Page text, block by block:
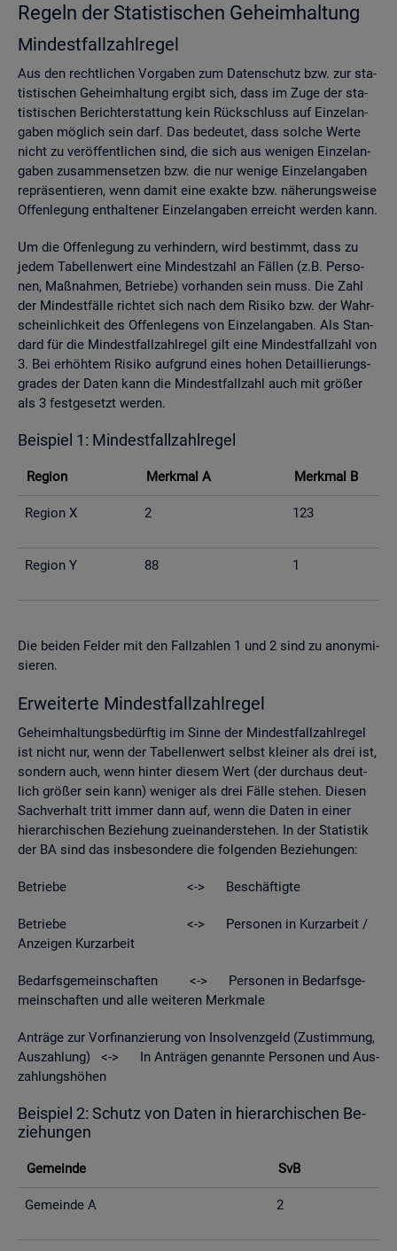
Re­geln der Sta­tis­ti­schen Ge­heim­hal­tung
Min­dest­fall­zahl­re­gel
Aus den recht­li­chen Vor­ga­ben zum Da­ten­schutz bzw. zur sta­
tis­ti­schen Ge­heim­hal­tung er­gibt sich, dass im Zuge der sta­
tis­ti­schen Be­richt­erstat­tung kein Rück­schluss auf Ein­zel­an­
ga­ben mög­lich sein darf. Das be­deu­tet, dass sol­che Werte
nicht zu ver­öf­fent­li­chen sind, die sich aus we­ni­gen Ein­zel­an­
ga­ben zu­sam­men­set­zen bzw. die nur we­ni­ge Ein­zel­an­ga­ben
re­prä­sen­tie­ren, wenn damit eine ex­ak­te bzw. nä­he­rungs­wei­se
Of­fen­le­gung ent­hal­te­ner Ein­zel­an­ga­ben er­reicht wer­den kann.
Um die Of­fen­le­gung zu ver­hin­dern, wird be­stimmt, dass zu
jedem Ta­bel­len­wert eine Min­dest­zahl an Fäl­len (z.B. Per­so­
nen, Maß­nah­men, Be­trie­be) vor­han­den sein muss. Die Zahl
der Min­dest­fäl­le rich­tet sich nach dem Ri­si­ko bzw. der Wahr­
schein­lich­keit des Of­fen­le­gens von Ein­zel­an­ga­ben. Als Stan­
dard für die Min­dest­fall­zahl­re­gel gilt eine Min­dest­fall­zahl von
3. Bei er­höh­tem Ri­si­ko auf­grund eines hohen De­tail­lie­rungs­
gra­des der Daten kann die Min­dest­fall­zahl auch mit grö­ßer
als 3 fest­ge­setzt wer­den.
Bei­spiel 1: Min­dest­fall­zahl­re­gel
Re­gi­on Merk­mal A Merk­mal B
Re­gi­on X 2 123
Re­gi­on Y 88 1
Die bei­den Fel­der mit den Fall­zah­len 1 und 2 sind zu an­ony­mi­
sie­ren.
Er­wei­ter­te Min­dest­fall­zahl­re­gel
Ge­heim­hal­tungs­be­dürf­tig im Sinne der Min­dest­fall­zahl­re­gel
ist nicht nur, wenn der Ta­bel­len­wert selbst klei­ner als drei ist,
son­dern auch, wenn hin­ter die­sem Wert (der durch­aus deut­
lich grö­ßer sein kann) we­ni­ger als drei Fälle ste­hen. Die­sen
Sach­ver­halt tritt immer dann auf, wenn die Daten in einer
hier­ar­chi­schen Be­zie­hung zu­ein­an­der­ste­hen. In der Sta­tis­tik
der BA sind das ins­be­son­de­re die fol­gen­den Be­zie­hun­gen:
Be­trie­be <-> Be­schäf­tig­te
Be­trie­be <-> Per­so­nen in Kurz­ar­beit /
An­zei­gen Kurz­ar­beit
Be­darfs­ge­mein­schaf­ten <-> Per­so­nen in Be­darfs­ge­
mein­schaf­ten und alle wei­te­ren Merk­ma­le
An­trä­ge zur Vor­fi­nan­zie­rung von In­sol­venz­geld (Zu­stim­mung,
Aus­zah­lung) <-> In An­trä­gen ge­nann­te Per­so­nen und Aus­
zah­lungs­hö­hen
Bei­spiel 2: Schutz von Daten in hier­ar­chi­schen Be­
zie­hun­gen
Ge­mein­de SvB
Ge­mein­de A 2